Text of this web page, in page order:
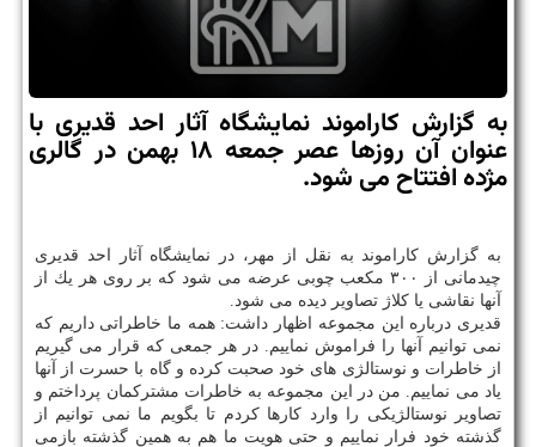
به گزارش كاراموند نمایشگاه آثار احد قدیری با
عنوان آن روزها عصر جمعه ۱۸ بهمن در گالری
مژده افتتاح می شود.
به گزارش كاراموند به نقل از مهر، در نمایشگاه آثار احد قدیری
چیدمانی از ۳۰۰ مكعب چوبی عرضه می شود كه بر روی هر یك از
آنها نقاشی یا كلاژ تصاویر دیده می شود.
قدیری درباره این مجموعه اظهار داشت: همه ما خاطراتی داریم كه
نمی توانیم آنها را فراموش نماییم. در هر جمعی كه قرار می گیریم
از خاطرات و نوستالژی های خود صحبت كرده و گاه با حسرت از آنها
یاد می نماییم. من در این مجموعه به خاطرات مشتركمان پرداختم و
تصاویر نوستالژیكی را وارد كارها كردم تا بگویم ما نمی توانیم از
گذشته خود فرار نماییم و حتی هویت ما هم به همین گذشته بازمی